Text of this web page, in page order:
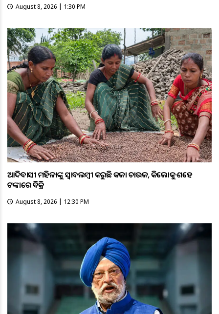
August 8, 2026 | 1:30 PM
ଆଦିବାସୀ ମହିଳାଙ୍କୁ ସ୍ଵାବଲମ୍ଵୀ କରୁଛି କଳା ଚାଉଳ, କିଲୋକୁ ଶହେ
ଟଙ୍କାରେ ବିକ୍ରି
August 8, 2026 | 12:30 PM